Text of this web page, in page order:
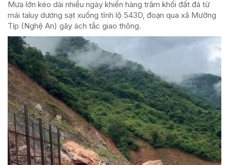
Mưa lớn kéo dài nhiều ngày khiến hàng trăm khối đất đá từ
mái taluy dương sạt xuống tỉnh lộ 543D, đoạn qua xã Mường
Típ (Nghệ An) gây ách tắc giao thông.